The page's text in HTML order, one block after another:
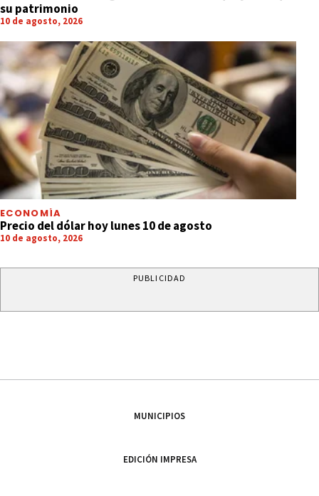
su patrimonio
10 de agosto, 2026
ECONOMÍA
Precio del dólar hoy lunes 10 de agosto
10 de agosto, 2026
PUBLICIDAD
MUNICIPIOS
EDICIÓN IMPRESA